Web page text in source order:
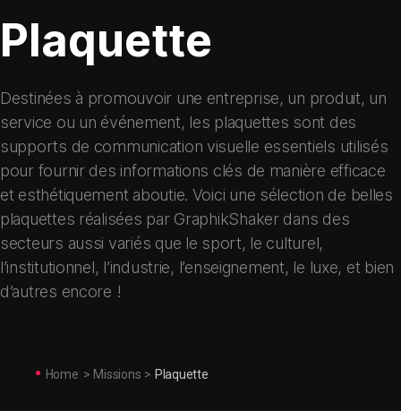
Plaquette
Destinées à promouvoir une entreprise, un produit, un
service ou un événement, les plaquettes sont des
supports de communication visuelle essentiels utilisés
pour fournir des informations clés de manière efficace
et esthétiquement aboutie. Voici une sélection de belles
plaquettes réalisées par GraphikShaker dans des
secteurs aussi variés que le sport, le culturel,
l’institutionnel, l’industrie, l’enseignement, le luxe, et bien
d’autres encore !
Home > Missions > Plaquette